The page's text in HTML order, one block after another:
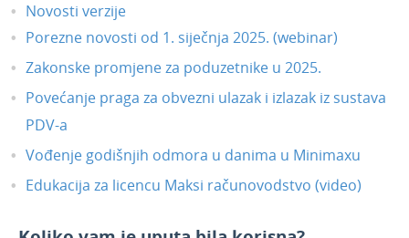
Svibanj 2021.
Travanj 2021.
Ožujak 2021.
Veljača 2021.
Prosinac 2020.
Ukidanje modula Maloprodaje - 1.1.2021.
Novosti verzije
Porezne novosti od 1. siječnja 2025. (webinar)
Zakonske promjene za poduzetnike u 2025.
Povećanje praga za obvezni ulazak i izlazak iz sustava
PDV-a
Vođenje godišnjih odmora u danima u Minimaxu
Edukacija za licencu Maksi računovodstvo (video)